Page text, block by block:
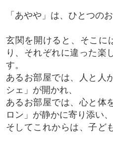
「あやや」は、ひとつの
玄関を開けると、そこに
り、それぞれに違った楽
す。
あるお部屋では、人と人
シェ」が開かれ、
あるお部屋では、心と体
ロン」が静かに寄り添い、
そしてこれからは、子ど
ども食堂」というお部屋